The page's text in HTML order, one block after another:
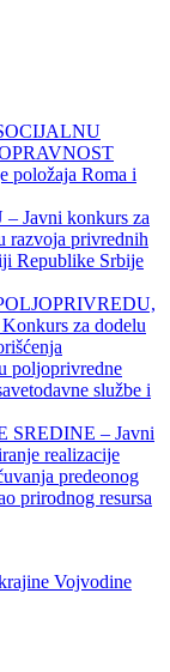
položaja Roma i
Javni konkurs za
razvoja privrednih
Republike Srbije
za dodelu
poljoprivredne
službe i
– Javni
realizacije
predeonog
prirodnog resursa
Vojvodine